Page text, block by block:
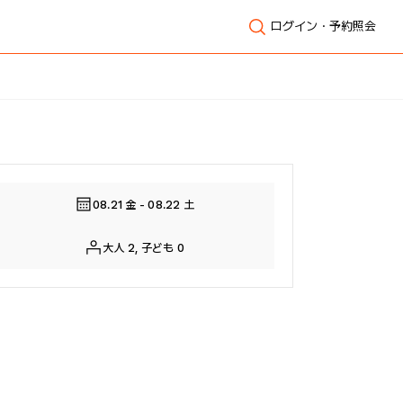
ログイン・予約照会
08.21 金 - 08.22 土
大人 2, 子ども 0